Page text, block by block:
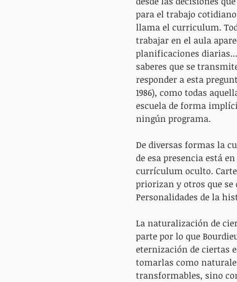
para el trabajo
llama el curriculum.
trabajar en el aula
planificaciones
saberes que se
responder a esta
1986), como todas
escuela de forma
ningún programa.
De diversas formas la
de esa presencia está
currículum oculto.
priorizan y otros que se
Personalidades de la
La naturalización de
parte por lo que
eternización de ciertas
tomarlas como
transformables, sino